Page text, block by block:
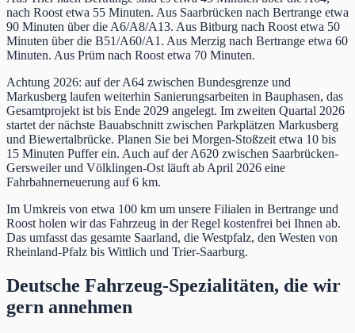
nach Roost etwa 55 Minuten. Aus Saarbrücken nach Bertrange etwa
90 Minuten über die A6/A8/A13. Aus Bitburg nach Roost etwa 50
Minuten über die B51/A60/A1. Aus Merzig nach Bertrange etwa 60
Minuten. Aus Prüm nach Roost etwa 70 Minuten.
Achtung 2026: auf der A64 zwischen Bundesgrenze und
Markusberg laufen weiterhin Sanierungsarbeiten in Bauphasen, das
Gesamtprojekt ist bis Ende 2029 angelegt. Im zweiten Quartal 2026
startet der nächste Bauabschnitt zwischen Parkplätzen Markusberg
und Biewertalbrücke. Planen Sie bei Morgen-Stoßzeit etwa 10 bis
15 Minuten Puffer ein. Auch auf der A620 zwischen Saarbrücken-
Gersweiler und Völklingen-Ost läuft ab April 2026 eine
Fahrbahnerneuerung auf 6 km.
Im Umkreis von etwa 100 km um unsere Filialen in Bertrange und
Roost holen wir das Fahrzeug in der Regel kostenfrei bei Ihnen ab.
Das umfasst das gesamte Saarland, die Westpfalz, den Westen von
Rheinland-Pfalz bis Wittlich und Trier-Saarburg.
Deutsche Fahrzeug-Spezialitäten, die wir
gern annehmen